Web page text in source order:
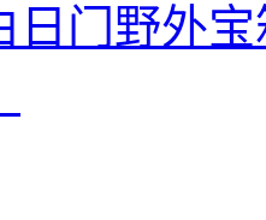
日门野外